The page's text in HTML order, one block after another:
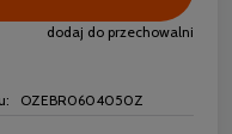
dodaj do przechowalni
OZEBR0604050Z